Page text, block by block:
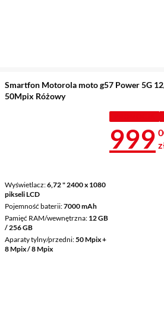
Smartfon Motorola moto g57 Power 5G
50Mpix Różowy
Wyświetlacz 6,72 " 2400 x 1080
pikseli LCD
Pojemność baterii 7000 mAh
Pamięć RAM/wewnętrzna 12 GB
/ 256 GB
Aparaty tylny/przedni 50 Mpix +
8 Mpix / 8 Mpix
999